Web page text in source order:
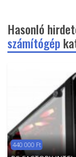
Hasonló
számítógép
440 000 Ft